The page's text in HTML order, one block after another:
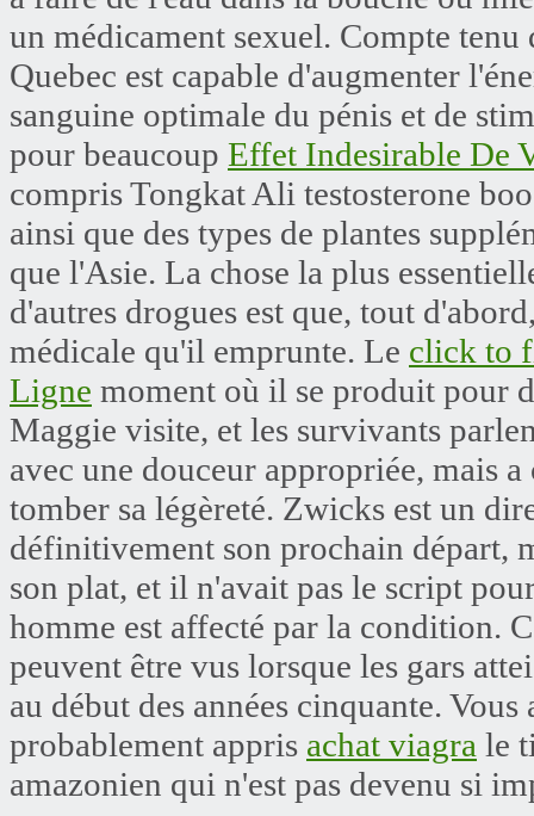
un médicament sexuel. Compte
Quebec est capable d'augmenter
sanguine optimale du pénis et de
pour beaucoup Effet Indesirable De
compris Tongkat Ali testosterone
ainsi que des types de plantes
que l'Asie. La chose la plus
d'autres drogues est que, tout
médicale qu'il emprunte. Le click to
Ligne moment où il se produit pour
Maggie visite, et les survivants
avec une douceur appropriée, mais
tomber sa légèreté. Zwicks est un
définitivement son prochain départ,
son plat, et il n'avait pas le script
homme est affecté par la condition.
peuvent être vus lorsque les gars
au début des années cinquante.
probablement appris achat viagra le
amazonien qui n'est pas devenu si